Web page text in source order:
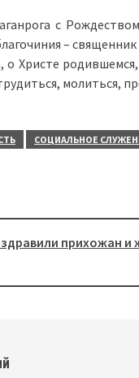
с
–
о Христе
молиться,
СОЦИАЛЬНОЕ
прихожан и